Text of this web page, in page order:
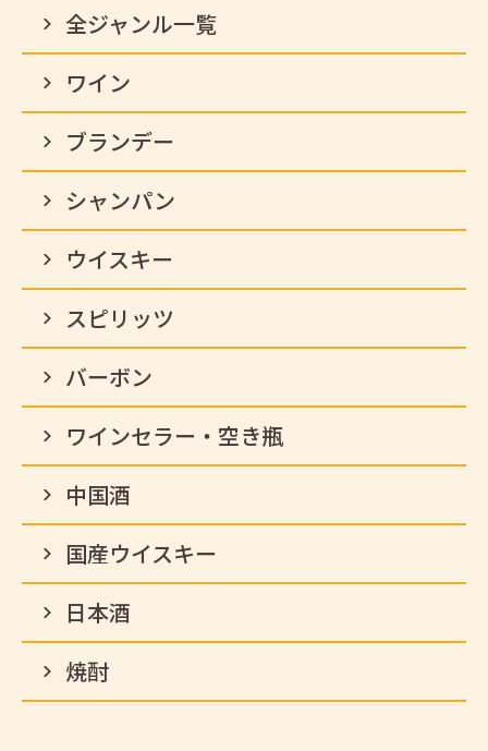
全ジャンル一覧
ワイン
ブランデー
シャンパン
ウイスキー
スピリッツ
バーボン
ワインセラー・空き瓶
中国酒
国産ウイスキー
日本酒
焼酎